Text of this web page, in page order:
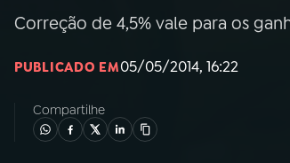
03PROGRAMAÇÃO
05PODCASTS
Correção de 4,5% vale para os
PUBLICADO EM05/05/2014, 16:22
Compartilhe